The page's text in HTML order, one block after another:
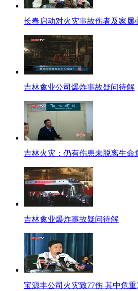
三 网络大红人
罗援：琉球都不属于日本 何谈钓鱼岛
【同期】中国战略文化促进会常务副会长兼
琉球它都不属于你，你何谈钓鱼岛。
【口播】近期，日本方面在钓鱼岛问题上频
谈》时就直言，琉球都不属于日本，何谈钓鱼岛
【解说】罗援说，日本人称钓鱼岛属于自己
入了琉球群岛，在1971年美国把琉球群岛交给
【同期】中国战略文化促进会常务副会长兼
第一个问题，《旧金山和约》合法不合法？
球群岛交出去。第五，战后日本的版图到底
【口播】罗援分析说，琉球根本不属于日本
【同期】中国战略文化促进会常务副会长兼
到了1872年，日本的明治政府没有跟中国商
所以说琉球的问题，刚才我已经讲到了，你
分，绝对不是你日本的。
【片尾口播】黑夜给了我黑色的眼睛，我却
长春启动对火灾事故伤者及家属
吉林禽业公司爆炸事故疑问待解
吉林火灾：仍有伤患未脱离生命
吉林禽业爆炸事故疑问待解
宝源丰公司火灾致77伤 其中危重